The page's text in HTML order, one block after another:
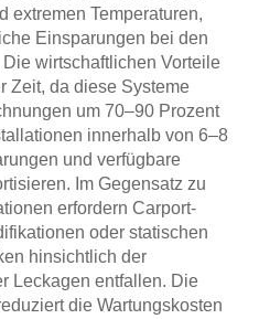
extremen Temperaturen,
Einsparungen bei den
wirtschaftlichen Vorteile
Zeit, da diese Systeme
um 70–90 Prozent
innerhalb von 6–8
und verfügbare
Im Gegensatz zu
erfordern Carport-
oder statischen
hinsichtlich der
Leckagen entfallen. Die
die Wartungskosten